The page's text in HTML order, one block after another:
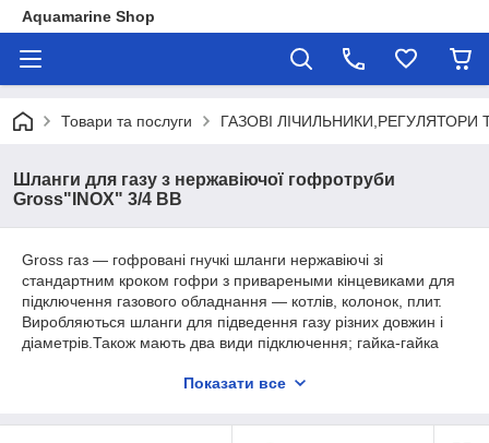
Aquamarine Shop
Товари та послуги ГАЗОВІ
Шланги для газу з нержавіючої гофротруби
Gross"INOX" 3/4 ВВ
Gross газ ― гофровані гнучкі шланги нержавіючі зі
стандартним кроком гофри з привареными кінцевиками для
підключення газового обладнання ― котлів, колонок, плит.
Виробляються шланги для підведення газу різних довжин і
діаметрів.Також мають два види підключення; гайка-гайка
Придбати газові гофровані шланги Gross можна в нашому
Показати все